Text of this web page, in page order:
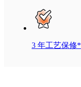
3 年工艺保修*